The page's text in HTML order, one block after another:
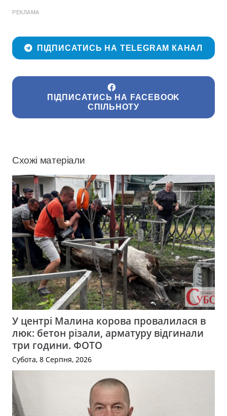
РЕКЛАМА
ПІДПИСАТИСЬ НА TELEGRAM КАНАЛ
ПІДПИСАТИСЬ НА FACEBOOK
СПІЛЬНОТУ
Схожі матеріали
У центрі Малина корова провалилася в
люк: бетон різали, арматуру відгинали
три години. ФОТО
Субота, 8 Серпня, 2026